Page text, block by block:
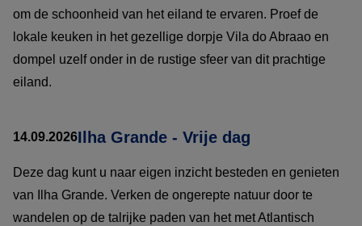
om de schoonheid van het eiland te ervaren. Proef de
lokale keuken in het gezellige dorpje Vila do Abraao en
dompel uzelf onder in de rustige sfeer van dit prachtige
eiland.
14.09.2026Ilha Grande - Vrije dag
Deze dag kunt u naar eigen inzicht besteden en genieten
van Ilha Grande. Verken de ongerepte natuur door te
wandelen op de talrijke paden van het met Atlantisch